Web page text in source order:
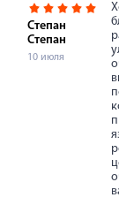
Степан
Степан
10 июля